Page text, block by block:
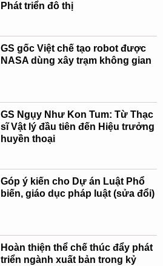
Phát triển đô thị
GS gốc Việt chế tạo robot được
NASA dùng xây trạm không gian
GS Ngụy Như Kon Tum: Từ Thạc
sĩ Vật lý đầu tiên đến Hiệu trưởng
huyền thoại
Góp ý kiến cho Dự án Luật Phổ
biến, giáo dục pháp luật (sửa đổi)
Hoàn thiện thể chế thúc đẩy phát
triển ngành xuất bản trong kỷ